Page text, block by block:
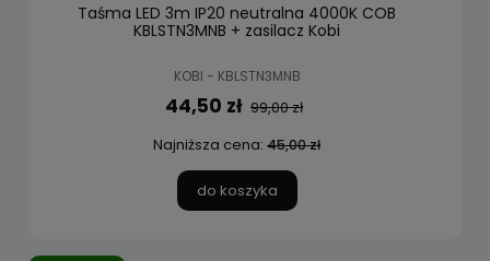
Taśma LED 3m IP20 neutralna 4000K COB
KBLSTN3MNB + zasilacz Kobi
KOBI - KBLSTN3MNB
44,50 zł 99,00 zł
Najniższa cena: 45,00 zł
do koszyka